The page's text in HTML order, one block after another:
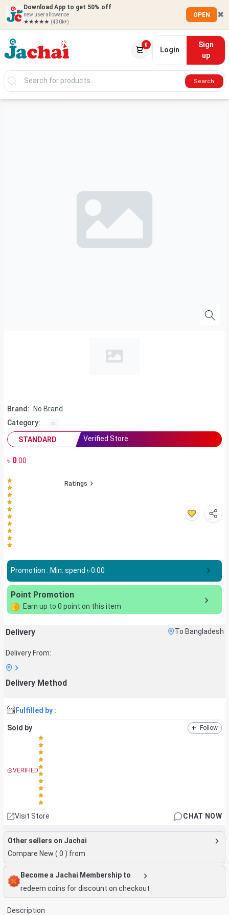
Download App to get 50% off
new user allowance
★★★★★ (430k+)
OPEN ✖
0
Login
Sign
up
Search
Brand:
No Brand
Category:
STANDARD
Verified Store
৳ 0.00
Ratings
Promotion : Min. spend ৳0.00
Point Promotion
Earn up to 0 point on this item
Delivery To Bangladesh
Delivery From:
Delivery Method
Fulfilled by :
Sold by + Follow
VERIFIED
Visit Store CHAT NOW
Other sellers on Jachai
Compare New ( 0 ) from
Become a Jachai Membership to
redeem coins for discount on checkout
Description